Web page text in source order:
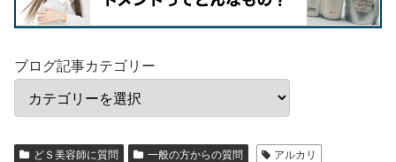
ブログ記事カテゴリー
どＳ美容師に質問 一般の方からの質問
アルカリ